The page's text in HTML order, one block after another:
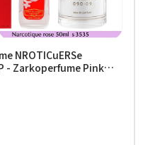
NROTICuERSe
- Zarkoperfume Pink